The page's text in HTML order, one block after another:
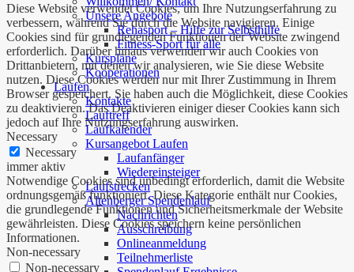
Unsere Angebote
Rehasport – Hilfe zur Selbsthilfe
Fitness-Sport für alle
Kurspläne
Kooperationen
Laufen
Kontakte
Lauftreff
Laufkalender
Kursangebot Laufen
Laufanfänger
Wiedereinsteiger
Laufstrecken
Altenberger Spendenlauf
Nachrichten
Ausschreibung
Onlineanmeldung
Teilnehmerliste
Diese Website verwendet Cookies, um Ihre Nutzungserfahrung zu
verbessern, während Sie durch die Website navigieren. Einige
Cookies sind für grundlegenden Funktionen der Website zwingend
erforderlich. Darüber hinaus verwenden wir auch Cookies von
Drittanbietern, mit denen wir analysieren, wie Sie diese Website
nutzen. Diese Cookies werden nur mit Ihrer Zustimmung in Ihrem
Browser gespeichert. Sie haben auch die Möglichkeit, diese Cookies
zu deaktivieren. Das Deaktivieren einiger dieser Cookies kann sich
jedoch auf Ihre Nutzungserfahrung auswirken.
Necessary
Necessary
immer aktiv
Notwendige Cookies sind unbedingt erforderlich, damit die Website
ordnungsgemäß funktioniert. Diese Kategorie enthält nur Cookies,
die grundlegende Funktionen und Sicherheitsmerkmale der Website
gewährleisten. Diese Cookies speichern keine persönlichen
Informationen.
Non-necessary
Non-necessary